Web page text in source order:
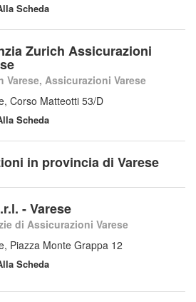
Scheda
Zurich Assicurazioni
Varese, Assicurazioni Varese
Corso Matteotti 53/D
Scheda
in provincia di Varese
- Varese
di Assicurazioni Varese
Piazza Monte Grappa 12
Scheda